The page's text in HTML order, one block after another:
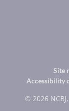
© 2026
Footer
menu
Site
Accessibility